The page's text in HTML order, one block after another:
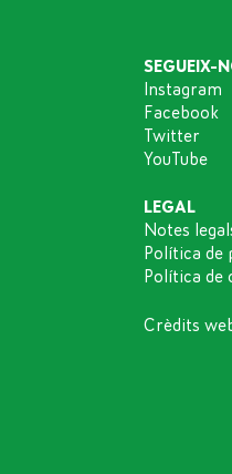
SEGUEIX-
Instagram
Facebook
Twitter
YouTube
LEGAL
Notes
Política de
Política de
Crèdits